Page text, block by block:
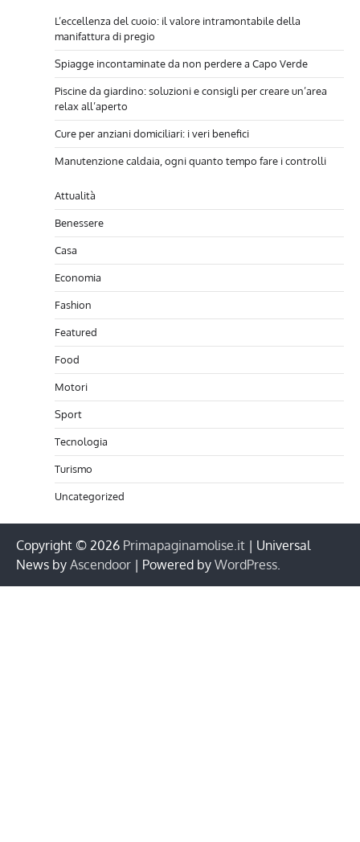
articoliL’eccellenza del cuoio: il valore intramontabile della
manifattura di pregio
Spiagge incontaminate da non perdere a Capo Verde
Piscine da giardino: soluzioni e consigli per creare un’area
relax all’aperto
Cure per anziani domiciliari: i veri benefici
Manutenzione caldaia, ogni quanto tempo fare i controlli
Attualità
Benessere
Casa
Economia
Fashion
Featured
Food
Motori
Sport
Tecnologia
Turismo
Uncategorized
Copyright © 2026 Primapaginamolise.it | Universal
News by Ascendoor | Powered by WordPress.